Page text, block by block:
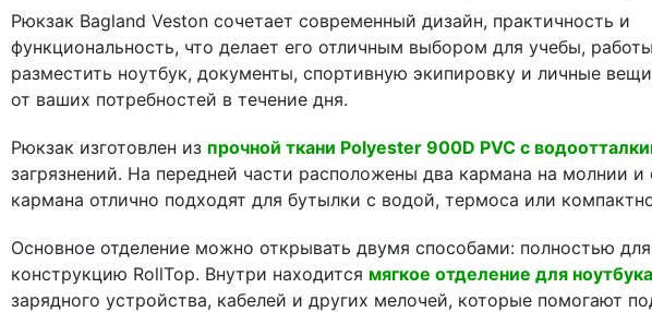
Рюкзак Bagland Veston сочетает современный дизайн, практичность и
функциональность, что делает его отличным выбором для учебы,
разместить ноутбук, документы, спортивную экипировку и личные
от ваших потребностей в течение дня.
Рюкзак изготовлен из прочной ткани Polyester 900D PVC с
загрязнений. На передней части расположены два кармана на молнии
кармана отлично подходят для бутылки с водой, термоса или
Основное отделение можно открывать двумя способами: полностью
конструкцию RollTop. Внутри находится мягкое отделение для
зарядного устройства, кабелей и других мелочей, которые помогают